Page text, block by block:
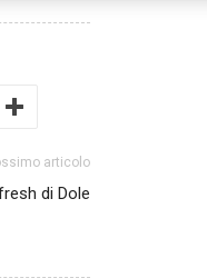
articolo
di Dole